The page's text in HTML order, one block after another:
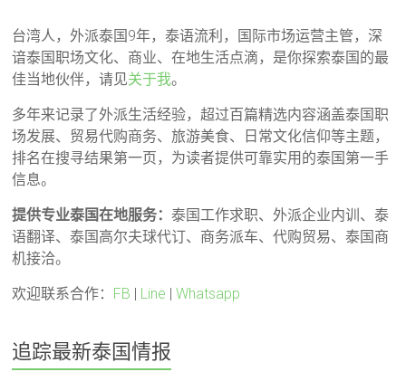
台湾人，外派泰国9年，泰语流利，国际市场运营主管，深
谙泰国职场文化、商业、在地生活点滴，是你探索泰国的最
佳当地伙伴，请见关于我。
多年来记录了外派生活经验，超过百篇精选内容涵盖泰国职
场发展、贸易代购商务、旅游美食、日常文化信仰等主题，
排名在搜寻结果第一页，为读者提供可靠实用的泰国第一手
信息。
提供专业泰国在地服务：泰国工作求职、外派企业内训、泰
语翻译、泰国高尔夫球代订、商务派车、代购贸易、泰国商
机接洽。
欢迎联系合作： FB | Line |Whatsapp
追踪最新泰国情报